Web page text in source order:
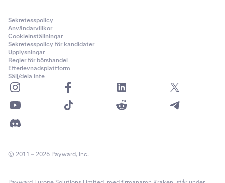
Sekretesspolicy
Användarvillkor
Cookieinställningar
Sekretesspolicy för kandidater
Upplysningar
Regler för börshandel
Efterlevnadsplattform
Sälj/dela inte
© 2011 – 2026 Payward, Inc.